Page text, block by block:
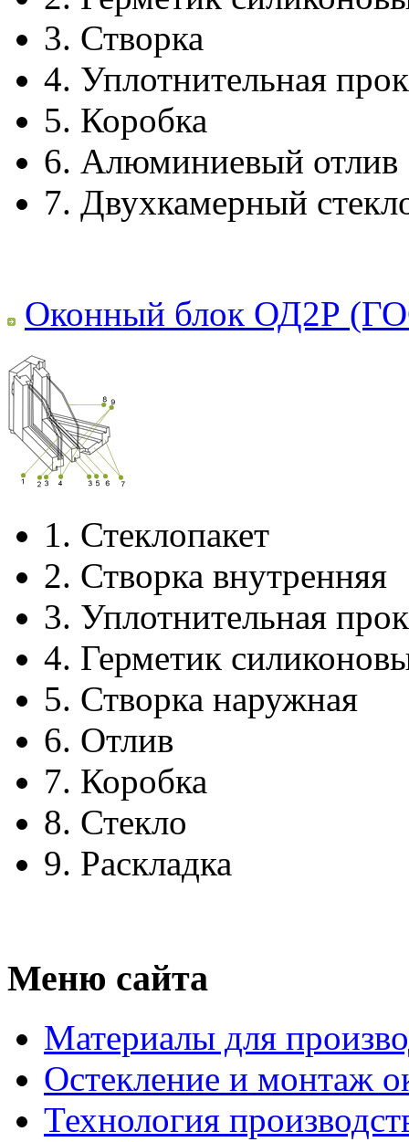
3. Створка
4. Уплотнительная
5. Коробка
6. Алюминиевый отлив
7. Двухкамерный
Оконный блок ОД2Р
1. Стеклопакет
2. Створка внутренняя
3. Уплотнительная
4. Герметик
5. Створка наружная
6. Отлив
7. Коробка
8. Стекло
9. Раскладка
Меню сайта
Материалы для
Остекление и монтаж
Технология